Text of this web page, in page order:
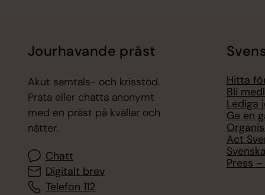
Jourhavande präst
Akut samtals- och krisstöd.
Prata eller chatta anonymt
med en präst på kvällar och
nätter.
Chatt
Digitalt brev
Telefon 112
Hitta
Bli
Lediga
Ge en
Act
Press